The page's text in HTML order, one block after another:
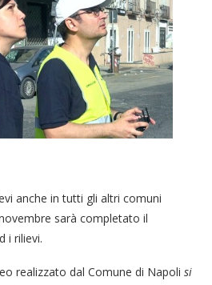
anche in tutti gli altri comuni
sarà completato il
i rilievi.
realizzato dal Comune di Napoli si